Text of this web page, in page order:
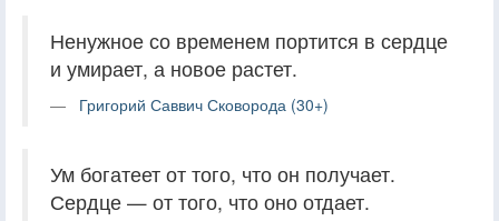
Ненужное со временем портится в сердце
и умирает, а новое растет.
Григорий Саввич Сковорода (30+)
Ум богатеет от того, что он получает.
Сердце — от того, что оно отдает.